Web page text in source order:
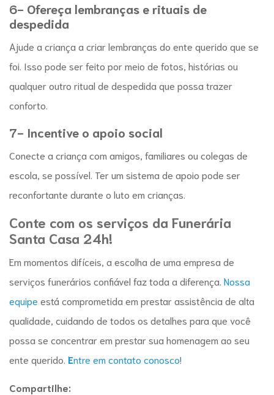
6- Ofereça lembranças e rituais de
despedida
Ajude a criança a criar lembranças do ente querido que se
foi. Isso pode ser feito por meio de fotos, histórias ou
qualquer outro ritual de despedida que possa trazer
conforto.
7- Incentive o apoio social
Conecte a criança com amigos, familiares ou colegas de
escola, se possível. Ter um sistema de apoio pode ser
reconfortante durante o luto em crianças.
Conte com os serviços da Funerária
Santa Casa 24h!
Em momentos difíceis, a escolha de uma empresa de
serviços funerários confiável faz toda a diferença. Nossa
equipe está comprometida em prestar assistência de alta
qualidade, cuidando de todos os detalhes para que você
possa se concentrar em prestar sua homenagem ao seu
ente querido. Entre em contato conosco!
Compartilhe: